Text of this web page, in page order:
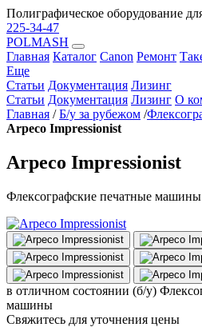
Полиграфическое оборудование
225-34-47
POLMASH
Главная Каталог Canon Ремонт
Еще
Статьи Документация Лизинг
Статьи Документация Лизинг О
Главная / Б/у за рубежом /
Arpeco Impressionist
Arpeco Impressionist
Флексографские печатные машины
в отличном состоянии (б/у)
машины
Свяжитесь для уточнения цены